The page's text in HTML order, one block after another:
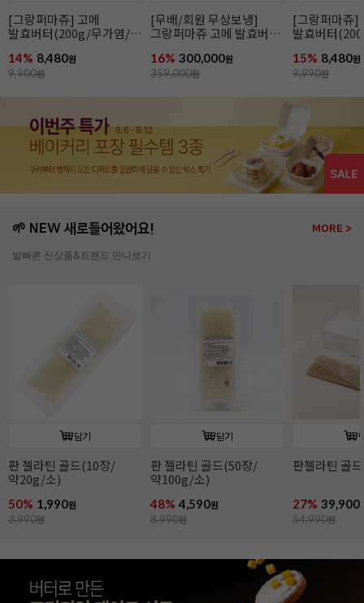
[그랑퍼마쥬] 고메
발효버터(200g/무가염/
14% 8,480원
9,900원
[무배/회원 무상보냉]
그랑퍼마쥬 고메 발효버터
프랑스)
16% 300,000원
359,000원
[그랑퍼마쥬]
발효버터
15% 8,480원
9,990원
🌱 NEW 새로들어왔어요! MORE >
발빠른 신상품&트랜드 만나보기
담기
판 젤라틴 골드(10장/
약20g/소)
50% 1,990원
3,990원
담기
판 젤라틴 골드(50장/
약100g/소)
48% 4,590원
8,990원
판젤라틴 골
27% 39,900
54,990원